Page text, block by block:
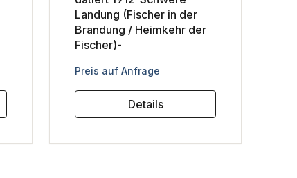
Landung (Fischer in der
Brandung / Heimkehr der
Fischer)-
Regulärer Preis:
Preis auf Anfrage
Details